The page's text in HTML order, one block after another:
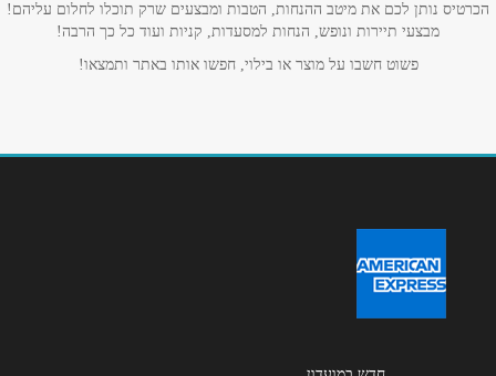
הודעה*
הכרטיס נותן לכם את מיטב ההנחות, הטבות ומבצעים שרק תוכלו לחלום עליהם!
מבצעי תיירות ונופש, הנחות למסעדות, קניות ועוד כל כך הרבה!
פשוט חשבו על מוצר או בילוי, חפשו אותו באתר ותמצאו!